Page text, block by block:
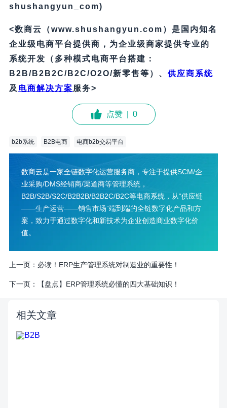
shushangyun_com)
<数商云（www.shushangyun.com）是国内知名
企业级电商平台提供商，为企业级商家提供专业的
系统开发（多种模式电商平台搭建：
B2B/B2B2C/B2C/O2O/新零售等）、 供应商系统
及 电商解决方案服务>
点赞 0
b2b系统 B2B电商 电商b2b交易平台
数商云是一家全链数字化运营服务商，专注于提供SCM/企
业采购/DMS经销商/渠道商等管理系统，
B2B/S2B/S2C/B2B2B/B2B2C/B2C等电商系统，从“供应链
——生产运营——销售市场”端到端的全链数字化产品和方
案，致力于通过数字化和新技术为企业创造商业数字化价
值。
上一页： 必读！ERP生产管理系统对制造业的重要性！
下一页： 【盘点】ERP管理系统必懂的四大基础知识！
相关文章